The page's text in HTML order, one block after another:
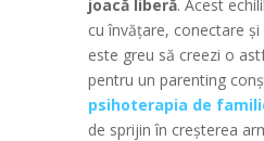
joacă liberă. Acest
cu învățare, conectare
este greu să creezi o
pentru un parenting
psihoterapia de
de sprijin în creșterea